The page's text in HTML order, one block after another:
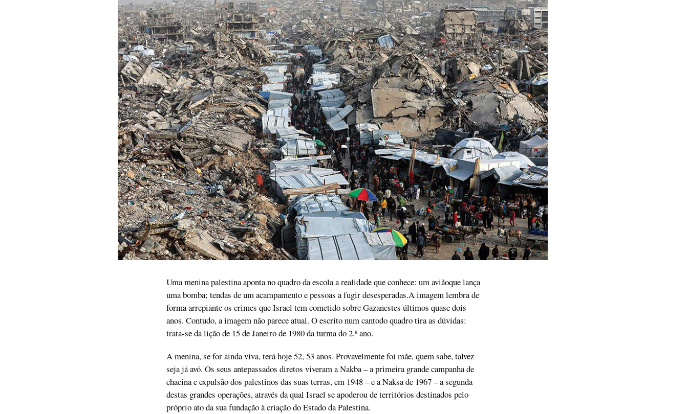
Uma menina palestina aponta no quadro da escola a realidade que conhece: um aviãoque lança
uma bomba; tendas de um acampamento e pessoas a fugir desesperadas.A imagem lembra de
forma arrepiante os crimes que Israel tem cometido sobre Gazanestes últimos quase dois
anos. Contudo, a imagem não parece atual. O escrito num cantodo quadro tira as dúvidas:
trata-se da lição de 15 de Janeiro de 1980 da turma do 2.º ano.
A menina, se for ainda viva, terá hoje 52, 53 anos. Provavelmente foi mãe, quem sabe, talvez
seja já avó. Os seus antepassados diretos viveram a Nakba – a primeira grande campanha de
chacina e expulsão dos palestinos das suas terras, em 1948 – e a Naksa de 1967 – a segunda
destas grandes operações, através da qual Israel se apoderou de territórios destinados pelo
próprio ato da sua fundação à criação do Estado da Palestina.